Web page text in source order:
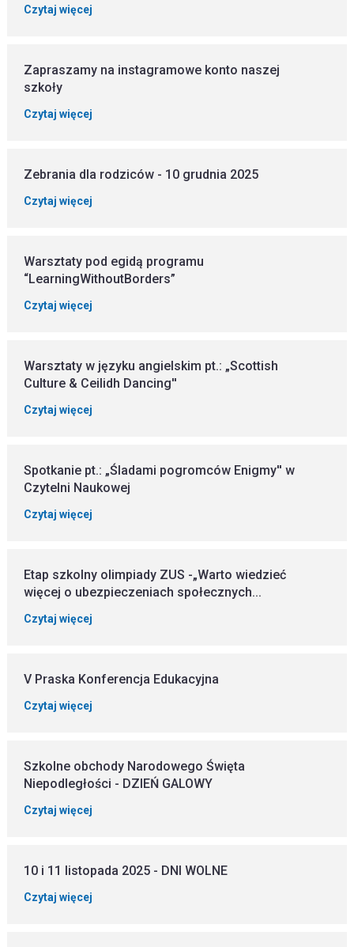
Czytaj więcej
Zapraszamy na instagramowe konto naszej
szkoły
Czytaj więcej
Zebrania dla rodziców - 10 grudnia 2025
Czytaj więcej
Warsztaty pod egidą programu
“LearningWithoutBorders”
Czytaj więcej
Warsztaty w języku angielskim pt.: „Scottish
Culture & Ceilidh Dancing''
Czytaj więcej
Spotkanie pt.: „Śladami pogromców Enigmy'' w
Czytelni Naukowej
Czytaj więcej
Etap szkolny olimpiady ZUS -„Warto wiedzieć
więcej o ubezpieczeniach społecznych...
Czytaj więcej
V Praska Konferencja Edukacyjna
Czytaj więcej
Szkolne obchody Narodowego Święta
Niepodległości - DZIEŃ GALOWY
Czytaj więcej
10 i 11 listopada 2025 - DNI WOLNE
Czytaj więcej